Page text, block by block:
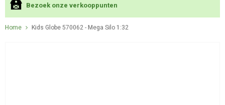
Bezoek onze verkooppunten
Home Kids Globe 570062 - Mega Silo 1:32